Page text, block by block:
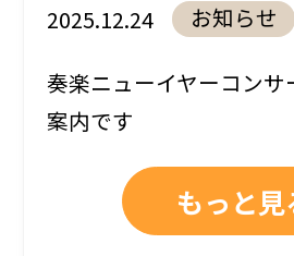
2025.12.24 お知らせ
奏楽ニューイヤーコンサ
案内です
もっと見